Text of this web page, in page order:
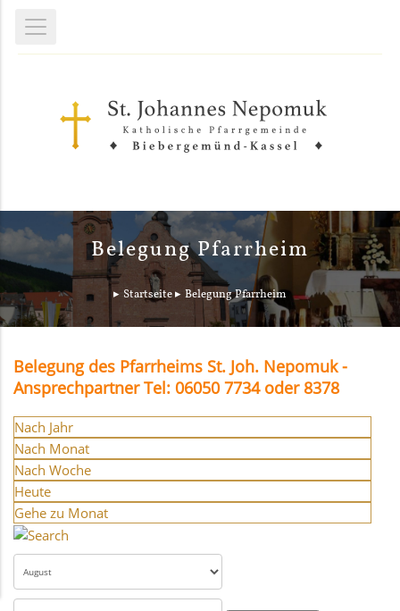
Belegung Pfarrheim
Startseite Belegung Pfarrheim
Belegung des Pfarrheims St. Joh. Nepomuk -
Ansprechpartner Tel: 06050 7734 oder 8378
Nach Jahr
Nach Monat
Nach Woche
Heute
Gehe zu Monat